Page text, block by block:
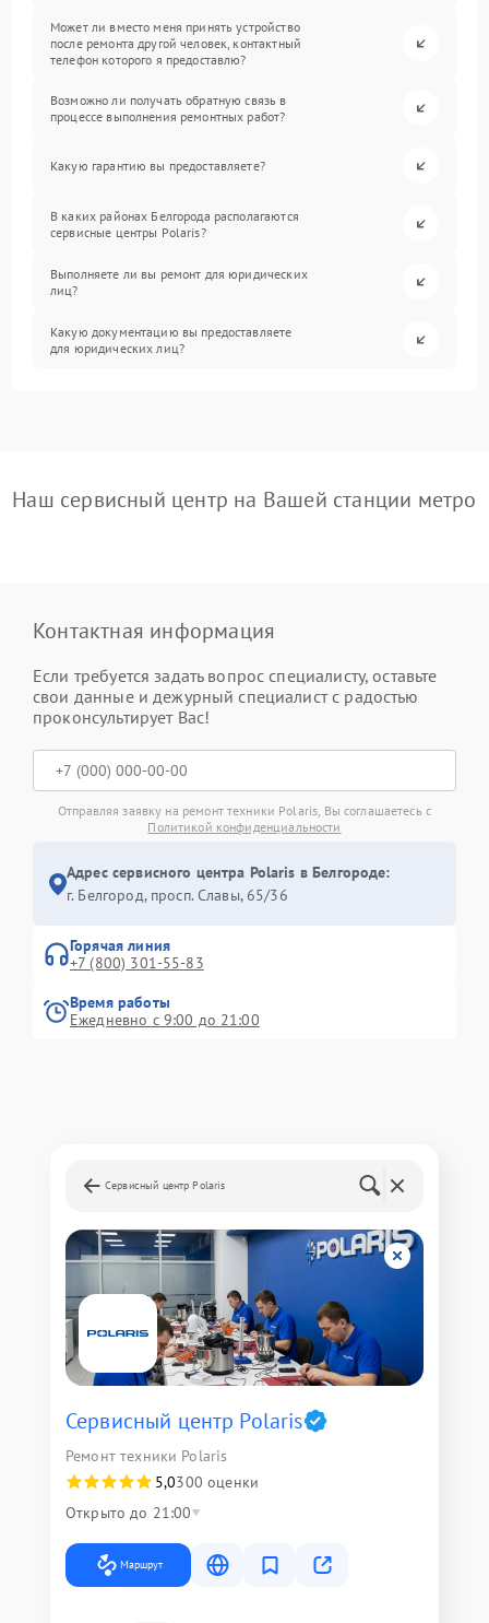
Может ли вместо меня принять устройство
после ремонта другой человек, контактный
телефон которого я предоставлю?
Возможно ли получать обратную связь в
процессе выполнения ремонтных работ?
Какую гарантию вы предоставляете?
В каких районах Белгорода располагаются
сервисные центры Polaris?
Выполняете ли вы ремонт для юридических
лиц?
Какую документацию вы предоставляете
для юридических лиц?
Наш сервисный центр на Вашей станции метро
Контактная информация
Если требуется задать вопрос специалисту, оставьте
свои данные и дежурный специалист с радостью
проконсультирует Вас!
Отправляя заявку на ремонт техники Polaris, Вы соглашаетесь с
Политикой конфиденциальности
Адрес сервисного центра Polaris в Белгороде:
г. Белгород, просп. Славы, 65/36
Горячая линия
+7 (800) 301-55-83
Время работы
Ежедневно с 9:00 до 21:00
Сервисный центр Polaris
Сервисный центр Polaris
Ремонт техники Polaris
5,0300 оценки
Открыто до 21:00
Маршрут